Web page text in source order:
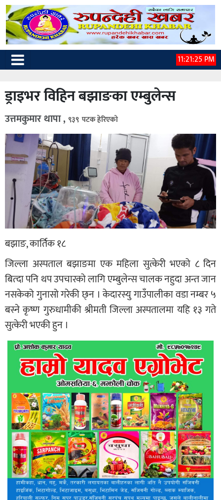
11:21:26 PM
ड्राइभर विहिन बझाङका एम्बुलेन्स
उत्तमकुमार थापा , ९३९ पटक हेरिएको
बझाङ, कार्तिक १८
जिल्ला अस्पताल बझाङमा एक महिला सुत्केरी भएको ८ दिन
बित्दा पनि थप उपचारको लागि एम्बुलेन्स चालक नहुदा अन्त जान
नसकेको गुनासो गरेकी छ्न । केदारस्यु गाउँपालीका वडा नम्बर ५
बस्ने कृष्ण गुरुधामीकी श्रीमती जिल्ला अस्पतालमा यहि १३ गते
सुत्केरी भएकी हुन ।